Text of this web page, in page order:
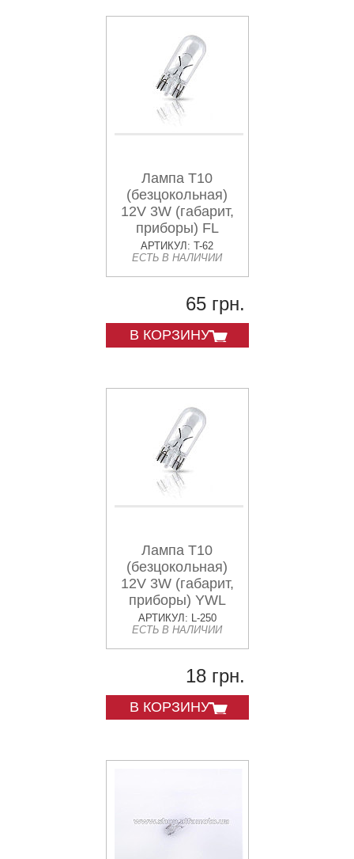
Лампа Т10
(безцокольная)
12V 3W (габарит,
приборы) FL
АРТИКУЛ: T-62
ЕСТЬ В НАЛИЧИИ
65 грн.
В КОРЗИНУ
Лампа Т10
(безцокольная)
12V 3W (габарит,
приборы) YWL
АРТИКУЛ: L-250
ЕСТЬ В НАЛИЧИИ
18 грн.
В КОРЗИНУ